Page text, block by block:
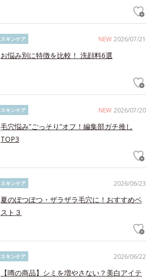
NEW 2026/07/21
スキンケア
お悩み別に特徴を比較！ 洗顔料6選
NEW 2026/07/20
スキンケア
毛穴悩み”ごっそり”オフ！編集部ガチ推し
TOP3
2026/06/23
スキンケア
夏のぽつぽつ・ザラザラ毛穴に！おすすめベ
スト３
2026/06/22
スキンケア
【噂の商品】シミを増やさない？美白アイテ